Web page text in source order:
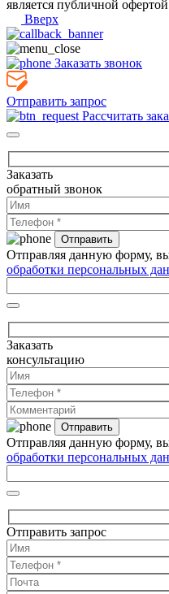
является публичной
Вверх
Заказать звонок
Отправить запрос
Рассчитать
Заказать
обратный звонок
Отправляя данную форму,
обработки персональных
Заказать
консультацию
Отправляя данную форму,
обработки персональных
Отправить запрос